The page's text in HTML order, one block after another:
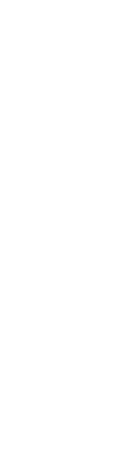
arkitektur
af japanske og
gyder og